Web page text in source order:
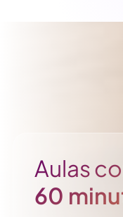
Aulas
60